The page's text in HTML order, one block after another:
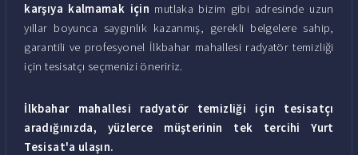
karşıya kalmamak için mutlaka bizim gibi adresinde uzun
yıllar boyunca saygınlık kazanmış, gerekli belgelere sahip,
garantili ve profesyonel İlkbahar mahallesi radyatör temizliği
için tesisatçı seçmenizi öneririz.
İlkbahar mahallesi radyatör temizliği için tesisatçı
aradığınızda, yüzlerce müşterinin tek tercihi Yurt
Tesisat'a ulaşın.